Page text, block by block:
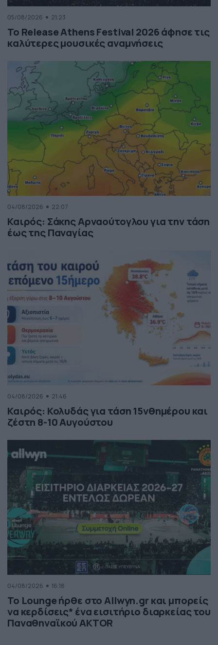
05/08/2026 21:23
Το Release Athens Festival 2026 άφησε τις
καλύτερες μουσικές αναμνήσεις
04/08/2026 22:07
Καιρός: Σάκης Αρναούτογλου για την τάση
έως της Παναγίας
04/08/2026 21:46
Καιρός: Κολυδάς για τάση 15νθημέρου και
ζέστη 8-10 Αυγούστου
04/08/2026 16:18
Το Lounge ήρθε στο Allwyn.gr και μπορείς
να κερδίσεις* ένα εισιτήριο διαρκείας του
Παναθηναϊκού AKTOR